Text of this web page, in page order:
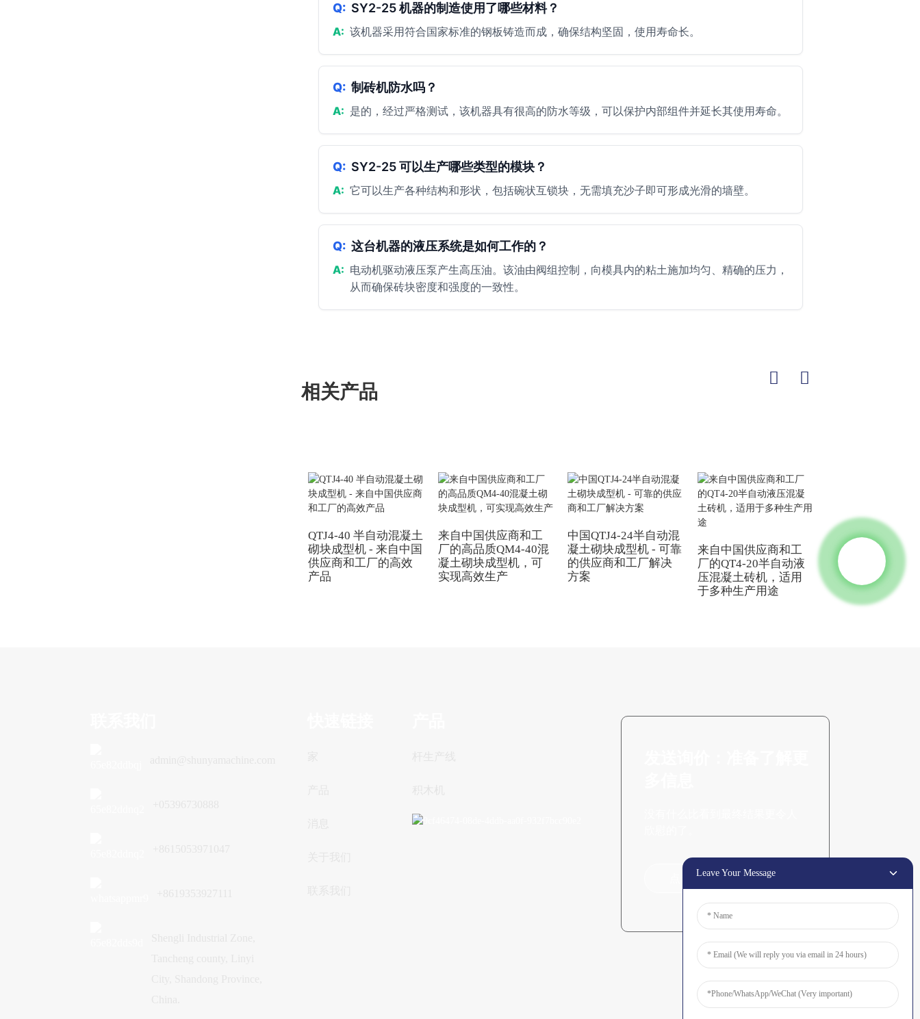
SY2-25 机器的制造使用了哪些材料？
该机器采用符合国家标准的钢板铸造而成，确保结构坚固，使用寿命长。
制砖机防水吗？
是的，经过严格测试，该机器具有很高的防水等级，可以保护内部组件并延长其使用寿命。
SY2-25 可以生产哪些类型的模块？
它可以生产各种结构和形状，包括碗状互锁块，无需填充沙子即可形成光滑的墙壁。
这台机器的液压系统是如何工作的？
电动机驱动液压泵产生高压油。该油由阀组控制，向模具内的粘土施加均匀、精确的压力，
从而确保砖块密度和强度的一致性。
相关产品
QTJ4-40 半自动混凝土
砌块成型机 - 来自中国
供应商和工厂的高效
产品
来自中国供应商和工
厂的高品质QM4-40混
凝土砌块成型机，可
实现高效生产
中国QTJ4-24半自动混
凝土砌块成型机 - 可靠
的供应商和工厂解决
方案
来自中国供应商和工
厂的QT4-20半自动液
压混凝土砖机，适用
于多种生产用途
来自中国供应商
凝土电线杆模具 -
于锥形和直形电
的耐用工厂模具
点击咨询Leave Your Message